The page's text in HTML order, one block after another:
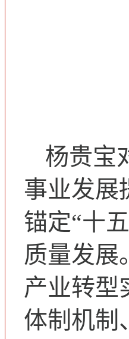
杨贵宝
事业发展
锚定“十
质量发展
产业转型
体制机制